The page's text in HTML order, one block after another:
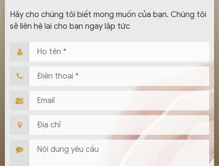
Hãy cho chúng tôi biết mong muốn của bạn. Chúng tôi
sẽ liên hệ lại cho bạn ngay lập tức